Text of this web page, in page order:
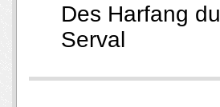
Des Harfang du
Serval